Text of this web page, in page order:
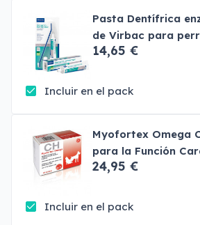
Pasta Dentífrica
de Virbac para
14,65 €
Incluir en el pack
Myofortex Omega
para la Función
24,95 €
Incluir en el pack